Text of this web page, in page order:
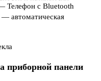
Телефон с Bluetooth
автоматическая
приборной панели